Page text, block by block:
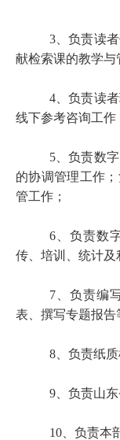
3、负责读
献检索课的教学与
4、负责读
线下参考咨询工作
5、负责数
的协调管理工作
管工作；
6、负责数
传、培训、统计及
7、负责编
表、撰写专题报告
8、负责纸
9、负责山
10、负责本